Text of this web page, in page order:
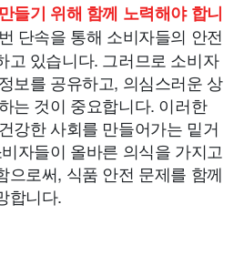
들기 위해 함께 노력해야 합니
단속을 통해 소비자들의 안전
고 있습니다. 그러므로 소비자
보를 공유하고, 의심스러운 상
는 것이 중요합니다. 이러한
강한 사회를 만들어가는 밑거
자들이 올바른 의식을 가지고
으로써, 식품 안전 문제를 함께
합니다.